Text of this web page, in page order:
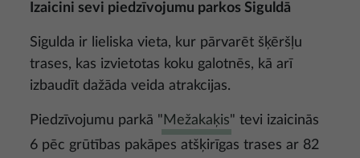
Izaicini sevi piedzīvojumu parkos Siguldā
Sigulda ir lieliska vieta, kur pārvarēt šķēršļu
trases, kas izvietotas koku galotnēs, kā arī
izbaudīt dažāda veida atrakcijas.
Piedzīvojumu parkā " Mežakaķis" tevi izaicinās
6 pēc grūtības pakāpes atšķirīgas trases ar 82